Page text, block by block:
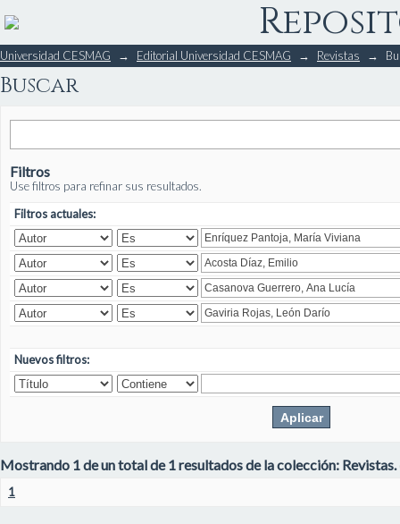
Buscar
Universidad CESMAG → Editorial Universidad CESMAG → Revistas →
Buscar
Filtros
Use filtros para refinar sus resultados.
Filtros actuales:
Nuevos filtros:
Mostrando 1 de un total de 1 resultados de la colección: Revistas.
1